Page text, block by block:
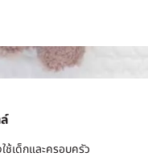
ช้เด็กและครอบครัว